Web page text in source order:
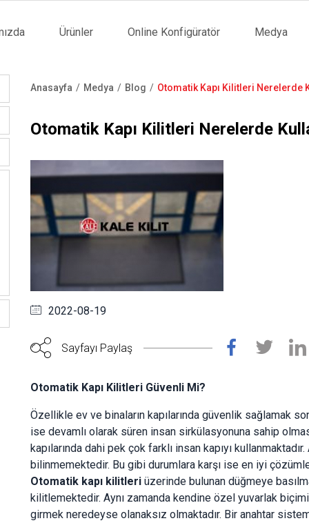
Ürünler Online Konfigüratör Medya
yolu
Anasayfa Medya Blog Otomatik Kapı Kilitleri Nerelerde
Otomatik Kapı Kilitleri Nerelerde
2022-08-19
Sayfayı Paylaş
Otomatik Kapı Kilitleri Güvenli Mi?
Özellikle ev ve binaların kapılarında güvenlik sağlamak
ise devamlı olarak süren insan sirkülasyonuna sahip
kapılarında dahi pek çok farklı insan kapıyı
bilinmemektedir. Bu gibi durumlara karşı ise en iyi
Otomatik kapı kilitleri üzerinde bulunan düğmeye
kilitlemektedir. Aynı zamanda kendine özel yuvarlak
girmek neredeyse olanaksız olmaktadır. Bir anahtar